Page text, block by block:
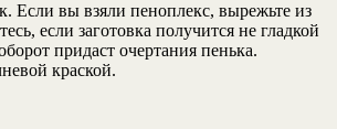
Если вы взяли пеноплекс, вырежьте из
если заготовка получится не гладкой
придаст очертания пенька.
краской.